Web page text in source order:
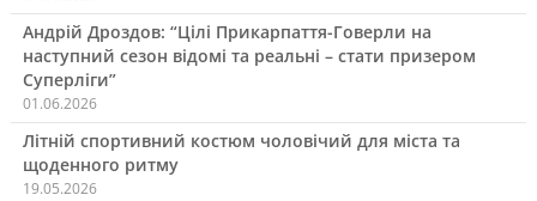
Андрій Дроздов: “Цілі Прикарпаття-Говерли на
наступний сезон відомі та реальні – стати призером
Суперліги”
01.06.2026
Літній спортивний костюм чоловічий для міста та
щоденного ритму
19.05.2026